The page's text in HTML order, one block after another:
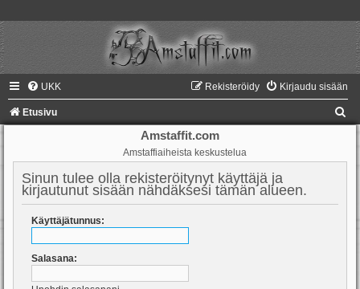
UKK Kirjaudu sisään
Rekisteröidy
Etusivu
Amstaffit.com
Amstaffiaiheista keskustelua
Sinun tulee olla rekisteröitynyt käyttäjä ja
kirjautunut sisään nähdäksesi tämän alueen.
Käyttäjätunnus:
Salasana: